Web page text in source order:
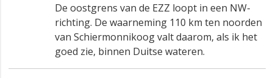
De oostgrens van de EZZ loopt in een NW-
richting. De waarneming 110 km ten noorden
van Schiermonnikoog valt daarom, als ik het
goed zie, binnen Duitse wateren.